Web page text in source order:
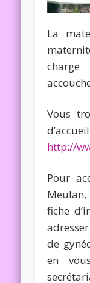
La
Vous
http://
Pour
fiche
de
en